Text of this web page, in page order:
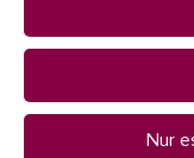
here: Aktuelles
Nur